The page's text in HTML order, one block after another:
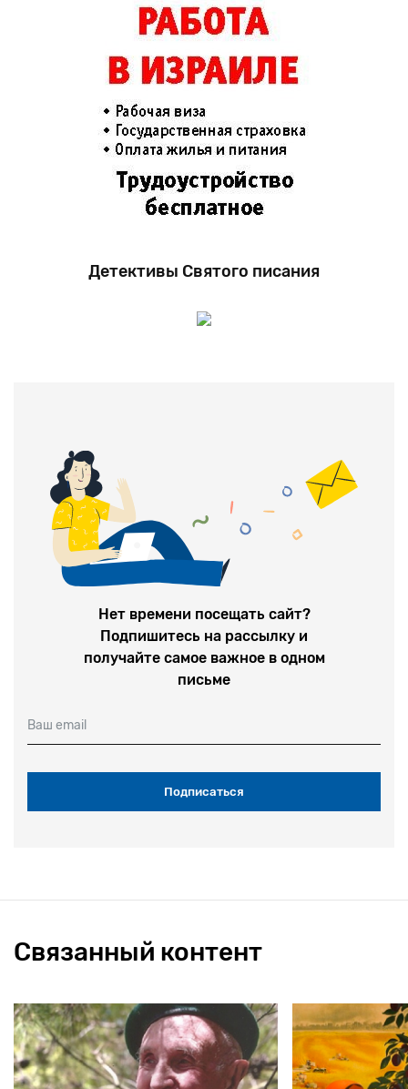
Детективы Святого писания
Нет времени посещать сайт?
Подпишитесь на рассылку и
получайте самое важное в одном
письме
Ваш email
Связанный контент